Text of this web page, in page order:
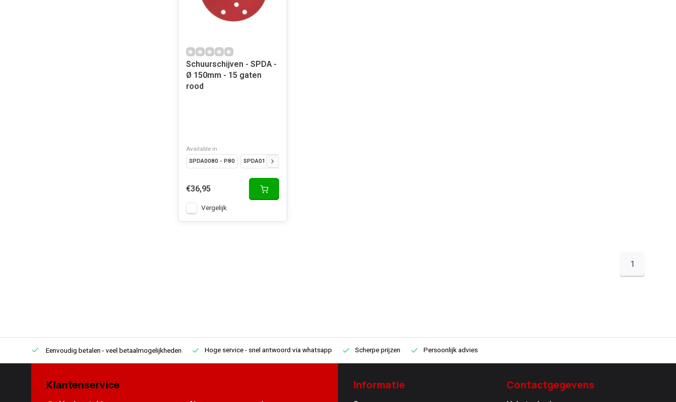
Schuurschijven - SPDA -
Ø 150mm - 15 gaten
rood
Available in
SPDA0080 - P80
SPDA0120 - P120
€36,95
Vergelijk
1
Eenvoudig betalen - veel betaalmogelijkheden Hoge service- snel antwoord via whatsapp Scherpe prijzen Persoonlijk advies
Klantenservice Informatie Contactgegevens